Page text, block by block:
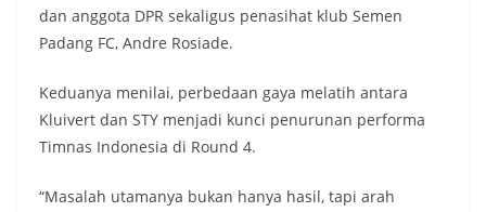
dan anggota DPR sekaligus penasihat klub Semen
Padang FC, Andre Rosiade.
Keduanya menilai, perbedaan gaya melatih antara
Kluivert dan STY menjadi kunci penurunan performa
Timnas Indonesia di Round 4.
“Masalah utamanya bukan hanya hasil, tapi arah